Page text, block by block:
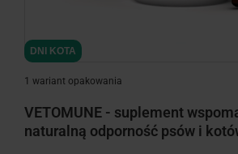
DNI KOTA
1 wariant opakowania
VETOMUNE - suplement
naturalną odporność psów i